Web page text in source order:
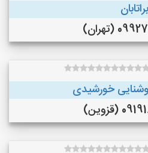
براتابان
(تهران)
خورشیدی
(قزوین)